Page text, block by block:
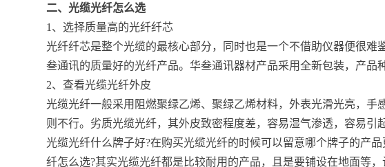
二、光缆光纤怎么选
1、选择质量高的光纤纤芯
光纤纤芯是整个光缆的最核心部分，同时也是一个不借助仪器便很难
叁通讯的质量好的光纤产品。华叁通讯器材产品采用全新包装，产品
2、查看光缆光纤外皮
光缆光纤一般采用阻燃聚绿乙烯、聚绿乙烯材料，外表光滑光亮，手
则不行。劣质光缆光纤，其外皮致密程度差，容易湿气渗透，容易引
光缆光纤什么牌子好?在购买光缆光纤的时候可以留意哪个牌子的产
纤怎么选?其实光缆光纤都是比较耐用的产品，且是要铺设在地面等，